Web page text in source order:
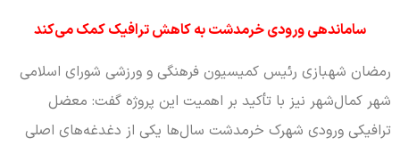
ساماندهی ورودی خرمدشت به کاهش ترافیک کمک می‌کند
رمضان شهبازی رئیس کمیسیون فرهنگی و ورزشی شورای اسلامی
شهر کمال‌شهر نیز با تأکید بر اهمیت این پروژه گفت: معضل
ترافیکی ورودی شهرک خرمدشت سال‌ها یکی از دغدغه‌های اصلی